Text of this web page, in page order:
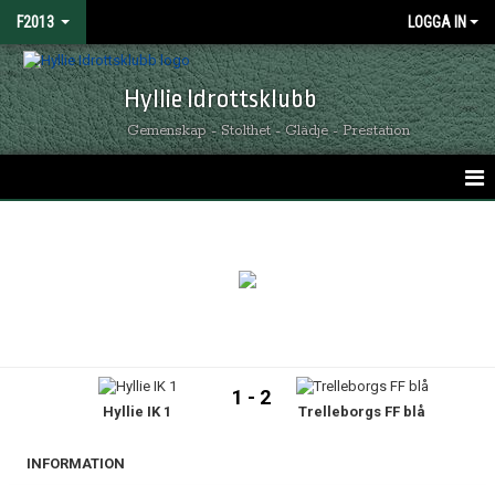
F2013 LOGGA IN
Hyllie Idrottsklubb
Gemenskap - Stolthet - Glädje - Prestation
BILDGALLERI
Hyllie IK 1
1 - 2
Trelleborgs FF blå
INFORMATION